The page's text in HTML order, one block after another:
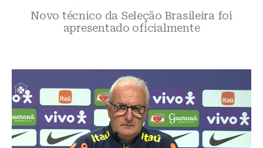
Novo técnico da Seleção Brasileira foi
apresentado oficialmente